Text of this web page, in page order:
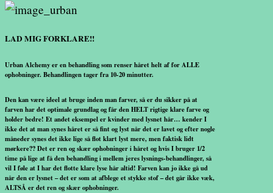
LAD MIG FORKLARE!!
Urban Alchemy er en behandling som renser håret helt af for ALLE
ophobninger. Behandlingen tager fra 10-20 minutter.
Den kan være ideel at bruge inden man farver, så er du sikker på at
farven har det optimale grundlag og får den HELT rigtige klare farve og
holder bedre! Et andet eksempel er kvinder med lysnet hår… kender I
ikke det at man synes håret er så fint og lyst når det er lavet og efter nogle
måneder synes det ikke lige så flot klart lyst mere, men faktisk lidt
mørkere?? Det er ren og skær ophobninger i håret og hvis I bruger 1/2
time på lige at få den behandling i mellem jeres lysnings-behandlinger, så
vil I føle at I har det flotte klare lyse hår altid! Farven kan jo ikke gå ud
når den er lysnet – det er som at afblege et stykke stof – det går ikke væk,
ALTSÅ er det ren og skær ophobninger.